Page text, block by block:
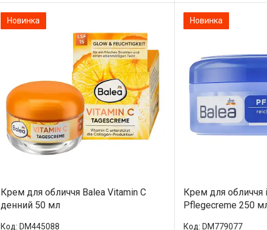
Новинка
Крем для обличчя Balea Vitamin C
денний 50 мл
DM445088
Новинка
Крем для обличчя
Pflegecreme 250
DM779077